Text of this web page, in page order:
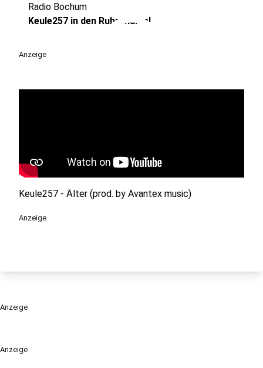
Anzeige
play_circle
Radio Bochum
Keule257 in den Ruhrcharts!
Anzeige
Keule257 - Älter (prod. by Avantex music)
Anzeige
Anzeige